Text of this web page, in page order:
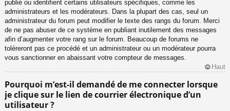
publié ou identifient certains utilisateurs spécifiques, comme les
administrateurs et les modérateurs. Dans la plupart des cas, seul un
administrateur du forum peut modifier le texte des rangs du forum. Merci
de ne pas abuser de ce système en publiant inutilement des messages
afin d’augmenter votre rang sur le forum. Beaucoup de forums ne
toléreront pas ce procédé et un administrateur ou un modérateur pourra
vous sanctionner en abaissant votre compteur de messages.
Haut
Pourquoi m’est-il demandé de me connecter lorsque
je clique sur le lien de courrier électronique d’un
utilisateur ?